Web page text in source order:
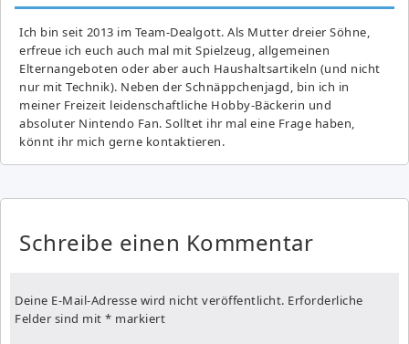
Ich bin seit 2013 im Team-Dealgott. Als Mutter dreier Söhne,
erfreue ich euch auch mal mit Spielzeug, allgemeinen
Elternangeboten oder aber auch Haushaltsartikeln (und nicht
nur mit Technik). Neben der Schnäppchenjagd, bin ich in
meiner Freizeit leidenschaftliche Hobby-Bäckerin und
absoluter Nintendo Fan. Solltet ihr mal eine Frage haben,
könnt ihr mich gerne kontaktieren.
Schreibe einen Kommentar
Deine E-Mail-Adresse wird nicht veröffentlicht. Erforderliche
Felder sind mit * markiert